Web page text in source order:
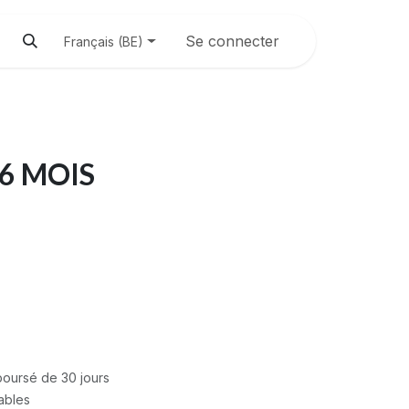
Français (BE) Se connecter
MOIS
de 30 jours